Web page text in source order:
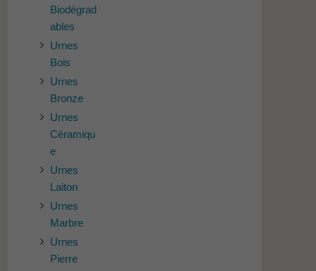
Biodégrad
ables
Urnes
Bois
Urnes
Bronze
Urnes
Céramiqu
e
Urnes
Laiton
Urnes
Marbre
Urnes
Pierre